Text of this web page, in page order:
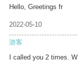
Hello, Greetings fr
2022-05-10
游客
I called you 2 times. W